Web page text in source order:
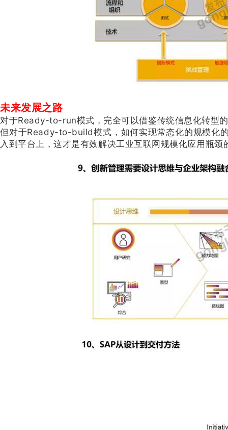
未来发展之路
对于Ready-to-run模式，完全可以借鉴传统信息化转型
但对于Ready-to-build模式，如何实现常态化的规模化
入到平台上，这才是有效解决工业互联网规模化应用瓶颈